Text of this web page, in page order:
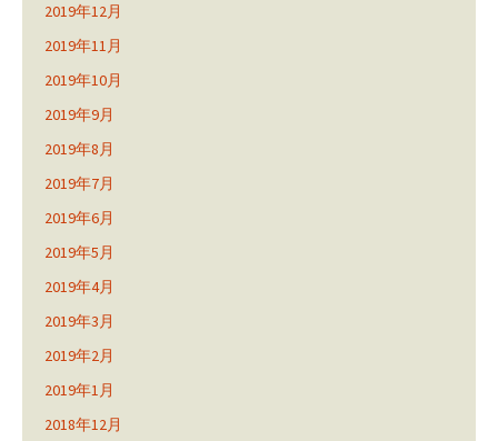
2019年12月
2019年11月
2019年10月
2019年9月
2019年8月
2019年7月
2019年6月
2019年5月
2019年4月
2019年3月
2019年2月
2019年1月
2018年12月